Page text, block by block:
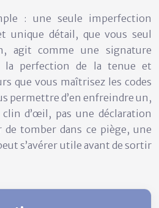
: une seule imperfection
unique détail, que vous seul
agit comme une signature
la perfection de la tenue et
que vous maîtrisez les codes
permettre d’en enfreindre un,
d’œil, pas une déclaration
de tomber dans ce piège, une
s’avérer utile avant de sortir